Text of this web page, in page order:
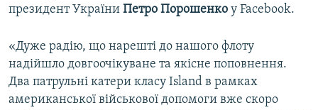
президент України Петро Порошенко у Facebook.
«Дуже радію, що нарешті до нашого флоту
надійшло довгоочікуване та якісне поповнення.
Два патрульні катери класу Island в рамках
американської військової допомоги вже скоро